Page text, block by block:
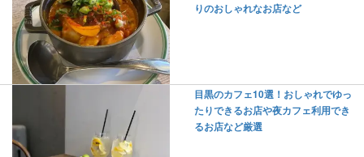
りのおしゃれなお店など
目黒のカフェ10選！おしゃれでゆっ
たりできるお店や夜カフェ利用でき
るお店など厳選